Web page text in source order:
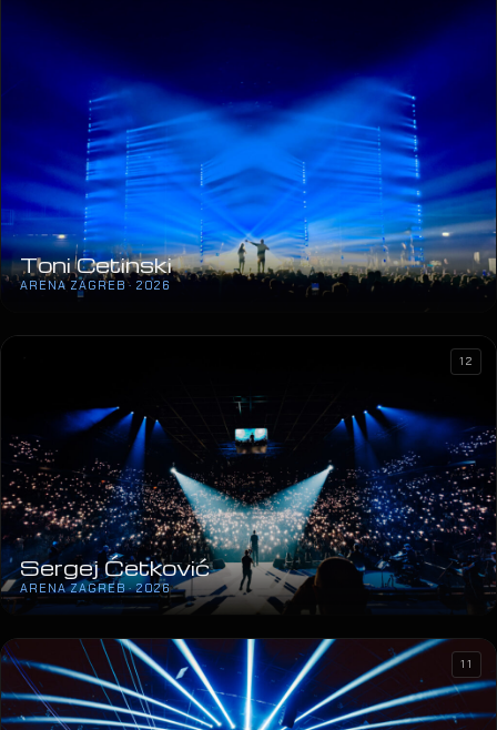
Toni Cetinski
ARENA ZAGREB · 2026
Sergej Ćetković
ARENA ZAGREB · 2026
12
11